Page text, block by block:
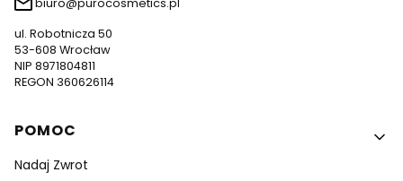
ul. Robotnicza 50
53-608 Wrocław
NIP 8971804811
REGON 360626114
Linki w stopce
POMOC
Nadaj Zwrot